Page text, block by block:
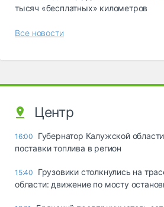
тысяч «бесплатных» километров
Все новости
Центр
16:00
Губернатор Калужской
поставки топлива в регион
15:40
Грузовики столкнулись на
области: движение по мосту